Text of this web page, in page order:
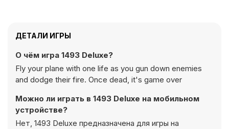
ДЕТАЛИ ИГРЫ
О чём игра 1493 Deluxe?
Fly your plane with one life as you gun down enemies
and dodge their fire. Once dead, it's game over
Можно ли играть в 1493 Deluxe на мобильном
устройстве?
Нет, 1493 Deluxe предназначена для игры на